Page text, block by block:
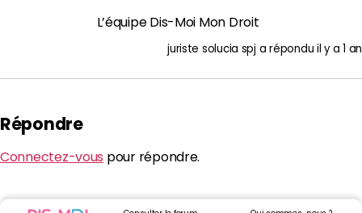
L’équipe Dis-Moi Mon Droit
juriste solucia spj a répondu il y a 1 an
Répondre
Connectez-vous pour répondre.